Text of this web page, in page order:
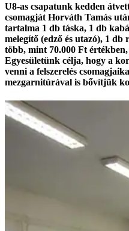
U8-as csapatunk kedden
csomagját Horváth Tamás
tartalma 1 db táska, 1 db
melegítő (edző és utazó), 1
több, mint 70.000 Ft
Egyesületünk célja, hogy a
venni a felszerelés
mezgarnitúrával is bővítjük